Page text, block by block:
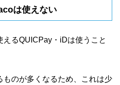
は使えない
るQUICPay・iDは使うこと
ものが多くなるため、これは少